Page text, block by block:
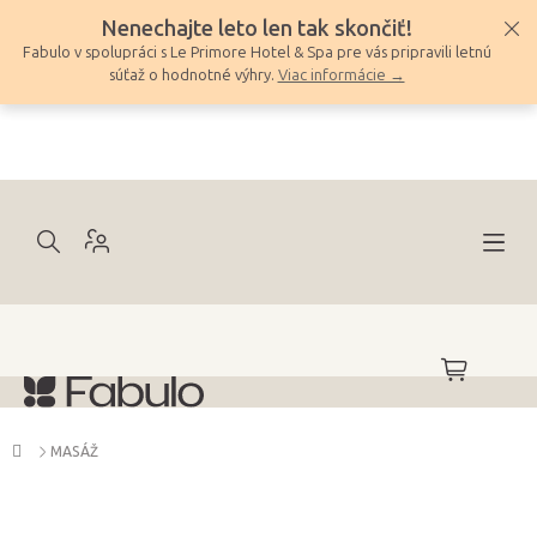
obsah
Nenechajte leto len tak skončiť!
Fabulo v spolupráci s Le Primore Hotel & Spa pre vás pripravili letnú
súťaž o hodnotné výhry. Viac informácie →
NÁKUPNÝ
KOŠÍK
Domov
MASÁŽ